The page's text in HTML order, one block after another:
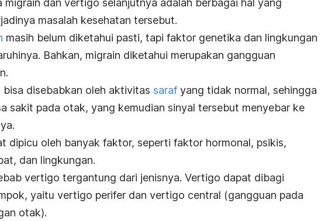
migrain dan vertigo selanjutnya adalah berbagai hal yang
masalah kesehatan tersebut.
masih belum diketahui pasti, tapi faktor genetika dan lingkungan
Bahkan, migrain diketahui merupakan gangguan
bisa disebabkan oleh aktivitas saraf yang tidak normal, sehingga
sakit pada otak, yang kemudian sinyal tersebut menyebar ke
dipicu oleh banyak faktor, seperti faktor hormonal, psikis,
dan lingkungan.
vertigo tergantung dari jenisnya. Vertigo dapat dibagi
yaitu vertigo perifer dan vertigo central (gangguan pada
otak).